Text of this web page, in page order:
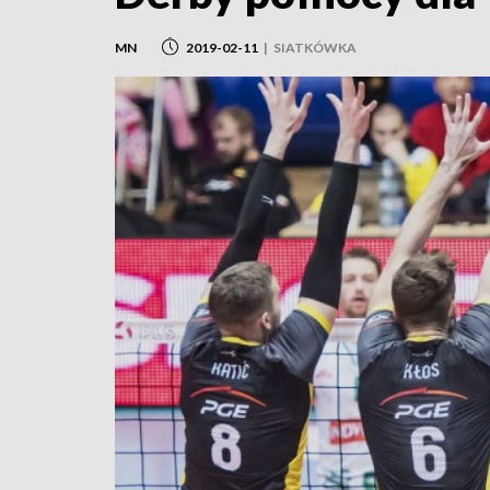
MN 2019-02-11 | SIATKÓWKA